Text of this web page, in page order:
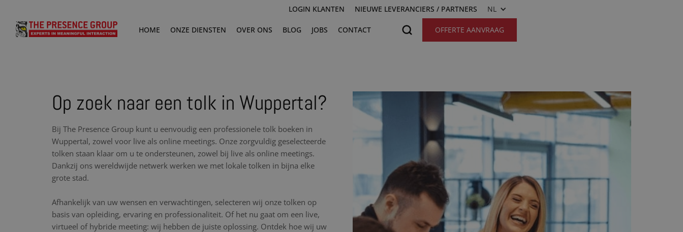
LOGIN KLANTEN NIEUWE LEVERANCIERS / PARTNERS NL
HOME ONZE DIENSTEN OVER ONS BLOG JOBS CONTACT OFFERTE AANVRAAG
Op zoek naar een tolk in Wuppertal?
Bij The Presence Group kunt u eenvoudig een professionele tolk boeken in
Wuppertal, zowel voor live als online meetings. Onze zorgvuldig geselecteerde
tolken staan klaar om u te ondersteunen, zowel bij live als online meetings.
Dankzij ons wereldwijde netwerk werken we met lokale tolken in bijna elke
grote stad.
Afhankelijk van uw wensen en verwachtingen, selecteren wij onze tolken op
basis van opleiding, ervaring en professionaliteit. Of het nu gaat om een live,
virtueel of hybride meeting: wij hebben de juiste oplossing. Ontdek hoe wij uw